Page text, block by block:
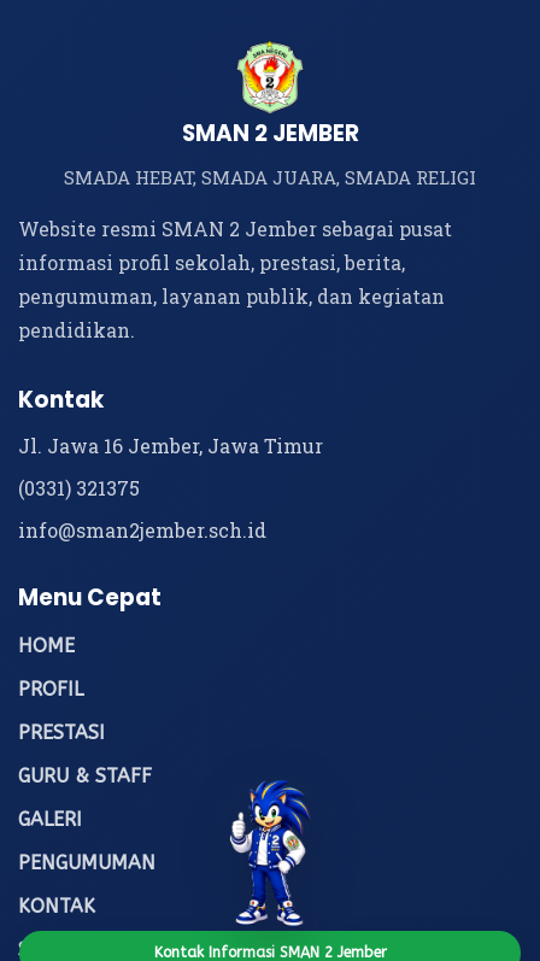
SMAN 2 JEMBER
SMADA HEBAT, SMADA JUARA, SMADA RELIGI
Website resmi SMAN 2 Jember sebagai pusat
informasi profil sekolah, prestasi, berita,
pengumuman, layanan publik, dan kegiatan
pendidikan.
Kontak
Jl. Jawa 16 Jember, Jawa Timur
(0331) 321375
info@sman2jember.sch.id
Menu Cepat
HOME
PROFIL
PRESTASI
GURU & STAFF
GALERI
PENGUMUMAN
KONTAK
SITAS
Kontak Informasi SMAN 2 Jember